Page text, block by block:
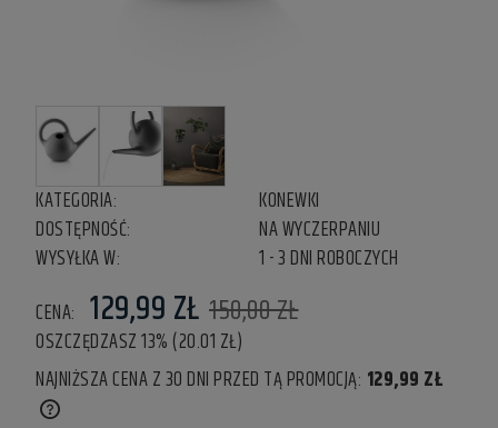
KATEGORIA:
KONEWKI
DOSTĘPNOŚĆ:
NA WYCZERPANIU
WYSYŁKA W:
1 - 3 DNI ROBOCZYCH
CENA: 129,99 ZŁ 150,00 ZŁ
OSZCZĘDZASZ 13% (20.01 ZŁ)
NAJNIŻSZA CENA Z 30 DNI PRZED TĄ PROMOCJĄ: 129,99 ZŁ